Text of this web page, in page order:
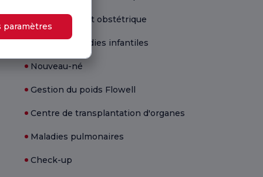
Gynécologie et obstétrique
Santé et maladies infantiles
Nouveau-né
Gestion du poids Flowell
Centre de transplantation d'organes
Maladies pulmonaires
Check-up
paramètres